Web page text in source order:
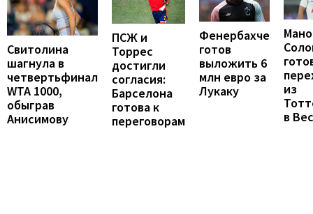
Свитолина
шагнула в
четвертьфинал
WTA 1000,
обыграв
Анисимову
ПСЖ и
Торрес
достигли
согласия:
Барселона
готова к
переговорам
Фенербахче
готов
выложить 6
млн евро за
Лукаку
из
в